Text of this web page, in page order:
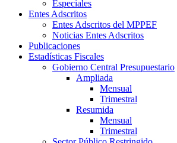
Especiales
Entes Adscritos
Entes Adscritos del MPPEF
Noticias Entes Adscritos
Publicaciones
Estadísticas Fiscales
Gobierno Central Presupuestario
Ampliada
Mensual
Trimestral
Resumida
Mensual
Trimestral